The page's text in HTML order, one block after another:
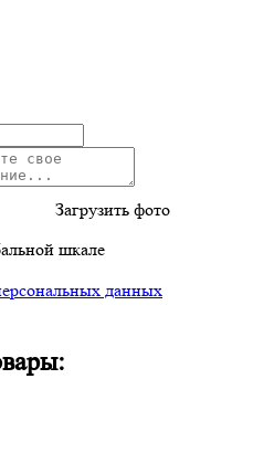
Загрузить фото
шкале
данных